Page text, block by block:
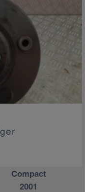
Compact
2001